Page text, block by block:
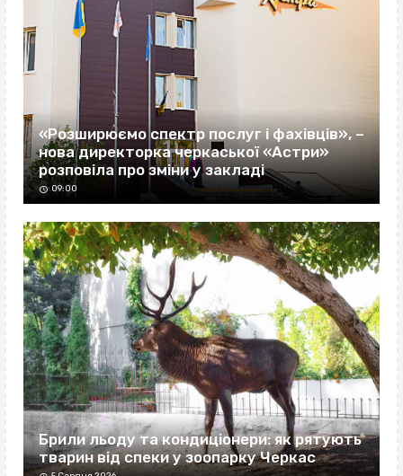
«Розширюємо спектр послуг і фахівців», –
нова директорка черкаської «Астри»
розповіла про зміни у закладі
09:00
Брили льоду та кондиціонери: як рятують
тварин від спеки у зоопарку Черкас